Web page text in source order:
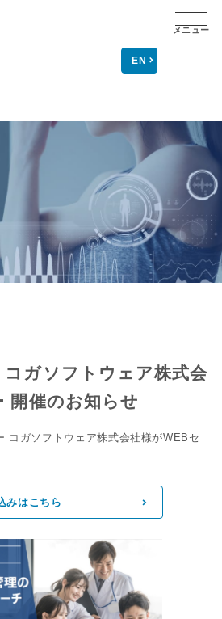
EN
メニュー
ガソフトウェア株式会
開催のお知らせ
コガソフトウェア株式会社様がWEBセ
みはこちら